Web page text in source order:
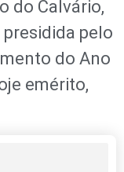
do Calvário,
presidida pelo
do Ano
emérito,